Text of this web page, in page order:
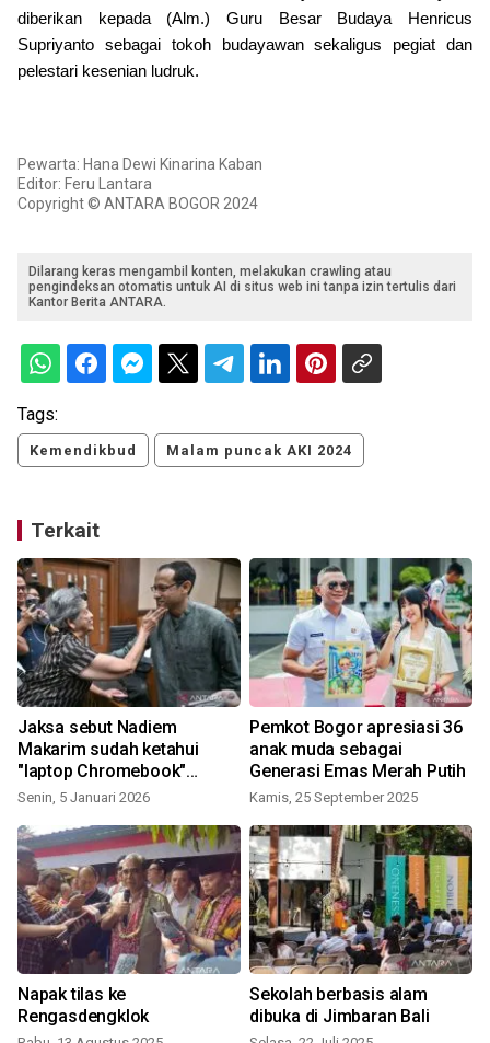
diberikan kepada (Alm.) Guru Besar Budaya Henricus
Supriyanto sebagai tokoh budayawan sekaligus pegiat dan
pelestari kesenian ludruk.
Pewarta: Hana Dewi Kinarina Kaban
Editor: Feru Lantara
Copyright © ANTARA BOGOR 2024
Dilarang keras mengambil konten, melakukan crawling atau
pengindeksan otomatis untuk AI di situs web ini tanpa izin tertulis dari
Kantor Berita ANTARA.
Tags:
Kemendikbud Malam puncak AKI 2024
Terkait
Jaksa sebut Nadiem
Makarim sudah ketahui
"laptop Chromebook"
bermasalah
Senin, 5 Januari 2026
Pemkot Bogor apresiasi 36
anak muda sebagai
Generasi Emas Merah Putih
Kamis, 25 September 2025
Napak tilas ke
Rengasdengklok
Sekolah berbasis alam
dibuka di Jimbaran Bali